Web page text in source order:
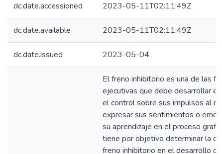
dc.date.accessioned 2023-05-11T02:11:49Z
dc.date.available 2023-05-11T02:11:49Z
dc.date.issued 2023-05-04
El freno inhibitorio es una de las
ejecutivas que debe desarrollar el
el control sobre sus impulsos al
expresar sus sentimientos o
su aprendizaje en el proceso
tiene por objetivo determinar la
freno inhibitorio en el desarrollo